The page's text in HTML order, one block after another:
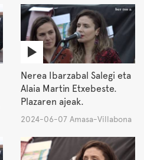
Nerea Ibarzabal Salegi eta
Alaia Martin Etxebeste.
Plazaren ajeak.
2024-06-07 Amasa-Villabona